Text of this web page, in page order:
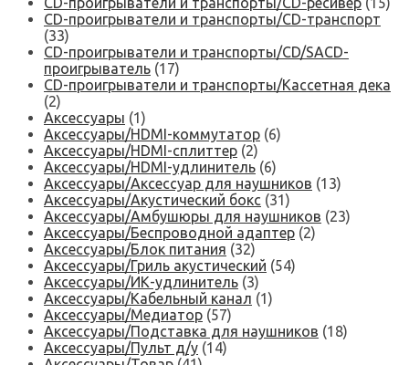
CD-проигрыватели и транспорты/CD-транспорт
(33)
CD-проигрыватели и транспорты/CD/SACD-
проигрыватель (17)
CD-проигрыватели и транспорты/Кассетная дека
(2)
Аксессуары (1)
Аксессуары/HDMI-коммутатор (6)
Аксессуары/HDMI-сплиттер (2)
Аксессуары/HDMI-удлинитель (6)
Аксессуары/Аксессуар для наушников (13)
Аксессуары/Акустический бокс (31)
Аксессуары/Амбушюры для наушников (23)
Аксессуары/Беспроводной адаптер (2)
Аксессуары/Блок питания (32)
Аксессуары/Гриль акустический (54)
Аксессуары/ИК-удлинитель (3)
Аксессуары/Кабельный канал (1)
Аксессуары/Медиатор (57)
Аксессуары/Подставка для наушников (18)
Аксессуары/Пульт д/у (14)